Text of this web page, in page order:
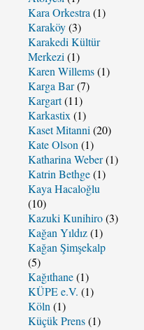
Kara Orkestra (1)
Karaköy(3)
Karakedi Kültür
Merkezi (1)
Karen Willems(1)
Karga Bar(7)
Kargart(11)
Karkastix (1)
Kaset Mitanni (20)
Kate Olson (1)
Katharina Weber(1)
Katrin Bethge(1)
Kaya Hacaloğlu
(10)
Kazuki Kunihiro(3)
Kağan Yıldız(1)
Kağan Şimşekalp
(5)
Kağıthane(1)
KÜPE e.V. (1)
Köln (1)
Küçük Prens(1)